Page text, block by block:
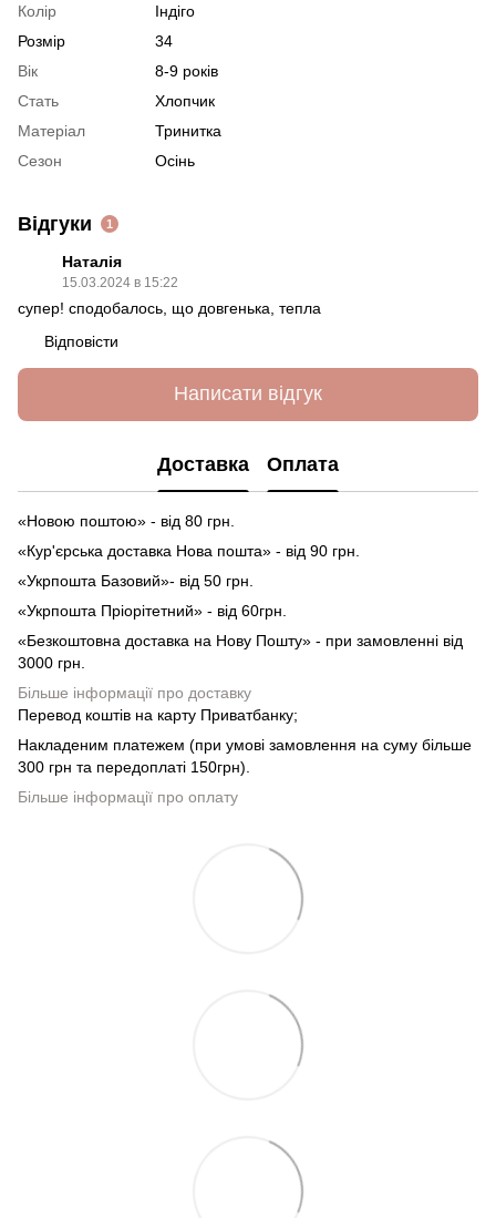
Колір
Індіго
Розмір
34
Вік
8-9 років
Стать
Хлопчик
Матеріал
Тринитка
Сезон
Осінь
Відгуки 1
Наталія
15.03.2024 в 15:22
супер! сподобалось, що довгенька, тепла
Відповісти
Написати відгук
Доставка Оплата
«Новою поштою» - від 80 грн.
«Кур'єрська доставка Нова пошта» - від 90 грн.
«Укрпошта Базовий»- від 50 грн.
«Укрпошта Пріорітетний» - від 60грн.
«Безкоштовна доставка на Нову Пошту» - при замовленні від
3000 грн.
Більше інформації про доставку
Перевод коштів на карту Приватбанку;
Накладеним платежем (при умові замовлення на суму більше
300 грн та передоплаті 150грн).
Більше інформації про оплату